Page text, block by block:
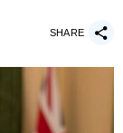
SHARE